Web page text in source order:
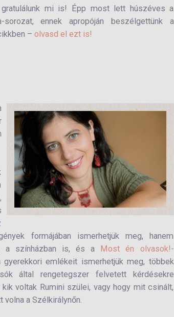
mi is! Épp most lett húszéves a
ennek apropóján beszélgettünk a
– olvasd el ezt is!
formájában ismerhetjük meg, hanem
a színházban is, és a Most én olvasok!-
gyerekkori emlékeit ismerhetjük meg, többek
által rengetegszer felvetett kérdésekre
voltak Rumini szülei, vagy hogy mit csinált,
a Szélkirálynőn.